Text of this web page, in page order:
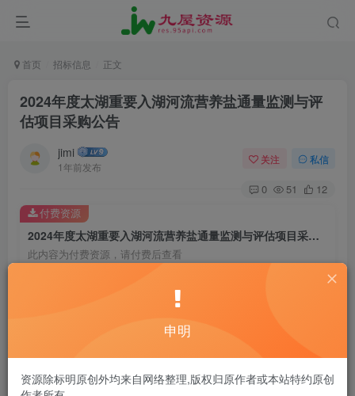
首页 招标信息 正文
2024年度太湖重要入湖河流营养盐通量监测与评
估项目采购公告
jimi
1年前发布
关注 私信
0 51 12
2024年度太湖重要入湖河流营养盐通量监测与评估项目采购公告
此内容为付费资源，请付费后查看
20
您当前未登录！建议登陆后购买，可保存购买订单
付费资源
申明
资源除标明原创外均来自网络整理,版权归原作者或本站特约原创